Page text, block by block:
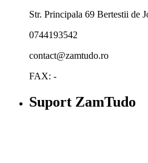
Str. Principala 69 Bertestii de
0744193542
contact@zamtudo.ro
FAX: -
Suport ZamTudo